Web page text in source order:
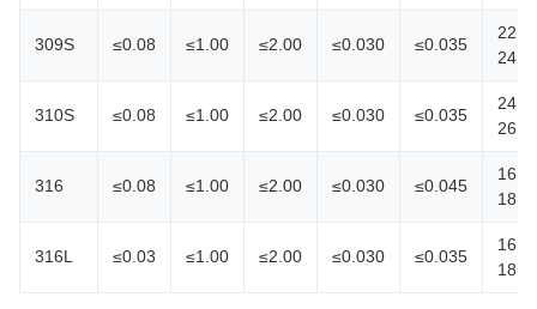
309S ≤0.08 ≤1.00 ≤2.00 ≤0.030 ≤0.035
310S ≤0.08 ≤1.00 ≤2.00 ≤0.030 ≤0.035
316 ≤0.08 ≤1.00 ≤2.00 ≤0.030 ≤0.045
316L ≤0.03 ≤1.00 ≤2.00 ≤0.030 ≤0.035